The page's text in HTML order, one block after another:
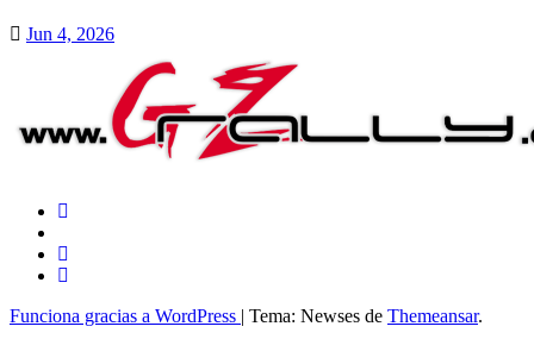
Jun 4, 2026
Funciona gracias a WordPress | Tema: Newses de Themeansar.